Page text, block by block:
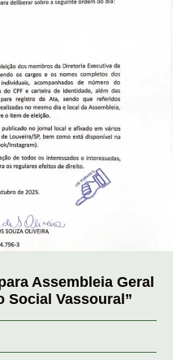
Assembleia Geral
Social Vassoural”